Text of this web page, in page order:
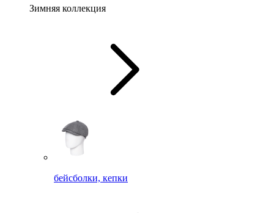
Зимняя коллекция
бейсболки, кепки